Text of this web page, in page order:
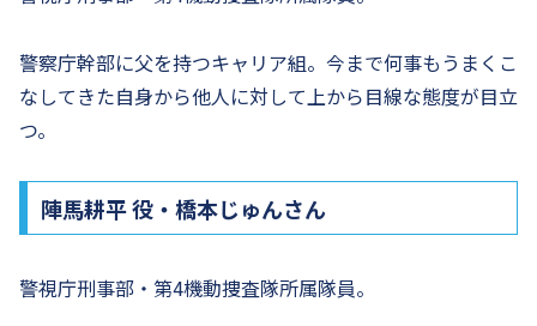
警察庁幹部に父を持つキャリア組。今まで何事もうまくこ
なしてきた自身から他人に対して上から目線な態度が目立
つ。
陣馬耕平 役・橋本じゅんさん
警視庁刑事部・第4機動捜査隊所属隊員。